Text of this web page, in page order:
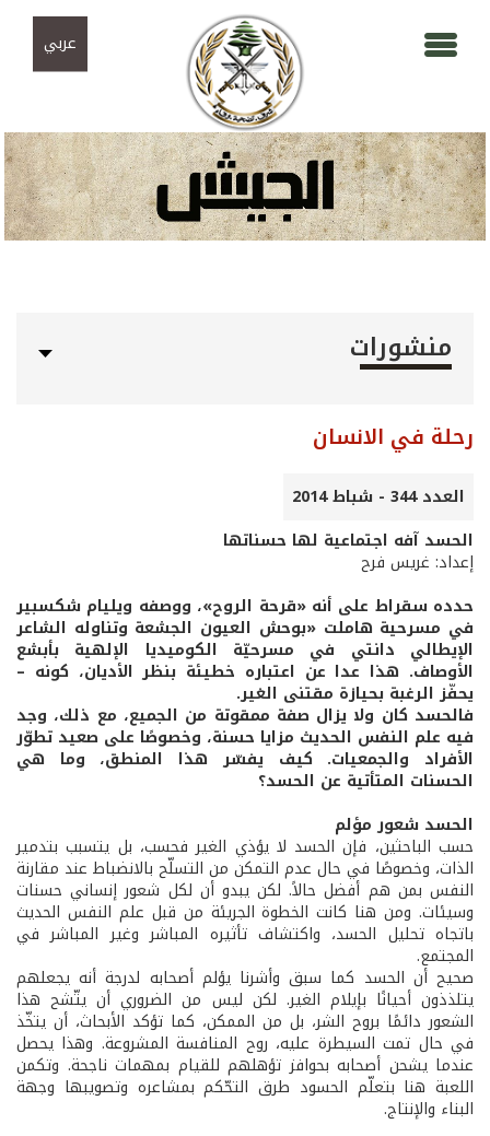
عربي
منشورات
رحلة في الانسان
العدد 344 - شباط 2014
الحسد آفه اجتماعية لها حسناتها
إعداد: غريس فرح
حدده سقراط على أنه «قرحة الروح»، ووصفه ويليام شكسبير
في مسرحية هاملت «بوحش العيون الجشعة وتناوله الشاعر
الإيطالي دانتي في مسرحيّة الكوميديا الإلهية بأبشع
الأوصاف. هذا عدا عن اعتباره خطيئة بنظر الأديان، كونه –
يحفّز الرغبة بحيازة مقتنى الغير.
فالحسد كان ولا يزال صفة ممقوتة من الجميع، مع ذلك، وجد
فيه علم النفس الحديث مزايا حسنة، وخصوصًا على صعيد تطوّر
الأفراد والجمعيات. كيف يفسّر هذا المنطق، وما هي
الحسنات المتأتية عن الحسد؟
الحسد شعور مؤلم
حسب الباحثين، فإن الحسد لا يؤذي الغير فحسب، بل يتسبب بتدمير
الذات، وخصوصًا في حال عدم التمكن من التسلّح بالانضباط عند مقارنة
النفس بمن هم أفضل حالاً. لكن يبدو أن لكل شعور إنساني حسنات
وسيئات. ومن هنا كانت الخطوة الجريئة من قبل علم النفس الحديث
باتجاه تحليل الحسد، واكتشاف تأثيره المباشر وغير المباشر في
المجتمع.
صحيح أن الحسد كما سبق وأشرنا يؤلم أصحابه لدرجة أنه يجعلهم
يتلذذون أحيانًا بإيلام الغير. لكن ليس من الضروري أن يتّشح هذا
الشعور دائمًا بروح الشر، بل من الممكن، كما تؤكد الأبحاث، أن يتخّذ
في حال تمت السيطرة عليه، روح المنافسة المشروعة. وهذا يحصل
عندما يشحن أصحابه بحوافز تؤهلهم للقيام بمهمات ناجحة. وتكمن
اللعبة هنا بتعلّم الحسود طرق التحّكم بمشاعره وتصويبها وجهة
البناء والإنتاج.